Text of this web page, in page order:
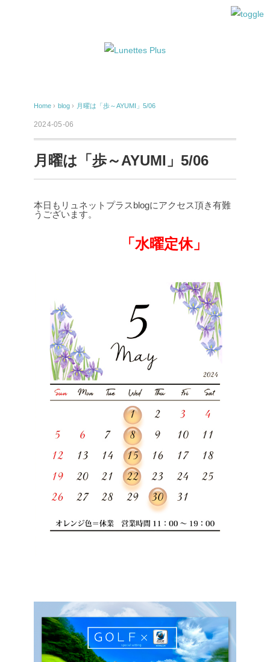
Home › blog › 月曜は「歩～AYUMI」5/06
2024-05-06
月曜は「歩～AYUMI」5/06
本日もリュネットプラスblogにアクセス頂き有難
うございます。
「水曜定休」